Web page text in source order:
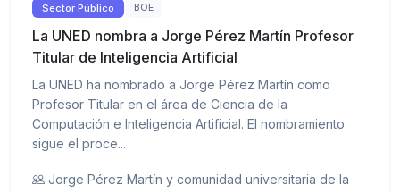
Sector Público BOE
La UNED nombra a Jorge Pérez Martín Profesor
Titular de Inteligencia Artificial
La UNED ha nombrado a Jorge Pérez Martín como
Profesor Titular en el área de Ciencia de la
Computación e Inteligencia Artificial. El nombramiento
sigue el proce...
Jorge Pérez Martín y comunidad universitaria de la